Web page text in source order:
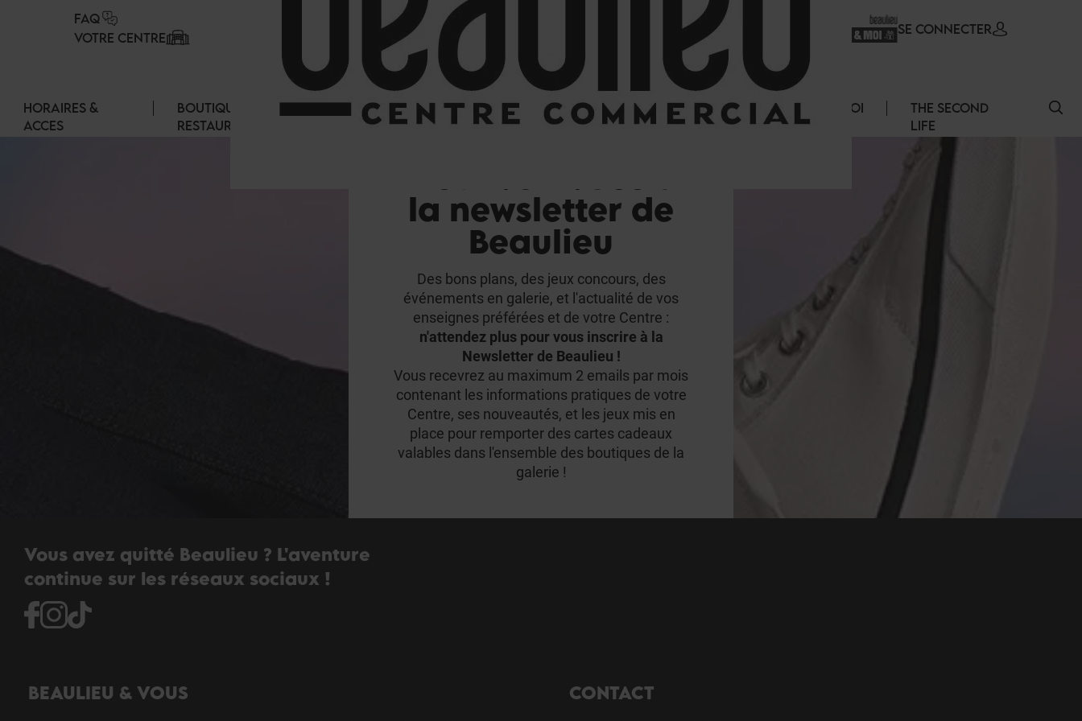
FAQ
VOTRE CENTRE
SE CONNECTER
HORAIRES &
ACCES
BOUTIQUES &
RESTAURANTS
BONS
PLANS
ÉVÉNEMENTS ET
ACTUALITÉS
SERVICES EMPLOI
THE SECOND
LIFE
la newsletter de
Beaulieu
Des bons plans, des jeux concours, des
événements en galerie, et l'actualité de vos
enseignes préférées et de votre Centre :
n'attendez plus pour vous inscrire à la
Newsletter de Beaulieu !
Vous recevrez au maximum 2 emails par mois
contenant les informations pratiques de votre
Centre, ses nouveautés, et les jeux mis en
place pour remporter des cartes cadeaux
valables dans l'ensemble des boutiques de la
galerie !
Vous avez quitté Beaulieu ? L'aventure
continue sur les réseaux sociaux !
BEAULIEU & VOUS CONTACT
Panneau de gestion des cookies